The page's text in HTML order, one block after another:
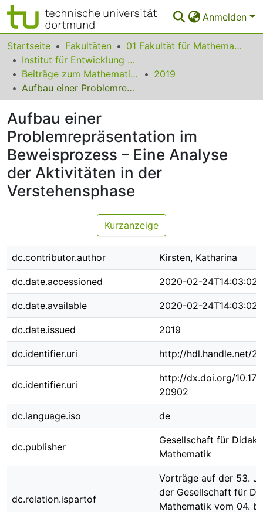
Anmelden
Bereiche & Sammlungen
Das gesamte Repositorium
Statistiken
FAQ
Leitlinien
Zurück zur Startseite
Startseite Fakultäten
01 Fakultät für Mathematik
Institut für Entwicklung und Erforschung des Mathematikunterrichts
Beiträge zum Mathematikunterricht
2019
Aufbau einer Problemrepräsentation im Beweisprozess – Eine Analyse der Aktivitäten in der Verstehensphase
Aufbau einer
Problemrepräsentation im
Beweisprozess – Eine Analyse
der Aktivitäten in der
Verstehensphase
Kurzanzeige
dc.contributor.author Kirsten, Katharina
dc.date.accessioned 2020-02-24T14:03:02Z
dc.date.available 2020-02-24T14:03:02Z
dc.date.issued 2019
dc.identifier.uri http://hdl.handle.net/
dc.identifier.uri
http://dx.doi.org/
20902
dc.language.iso de
dc.publisher
Gesellschaft für
Mathematik
dc.relation.ispartof
Vorträge auf der 53.
der Gesellschaft für
Mathematik vom 04.